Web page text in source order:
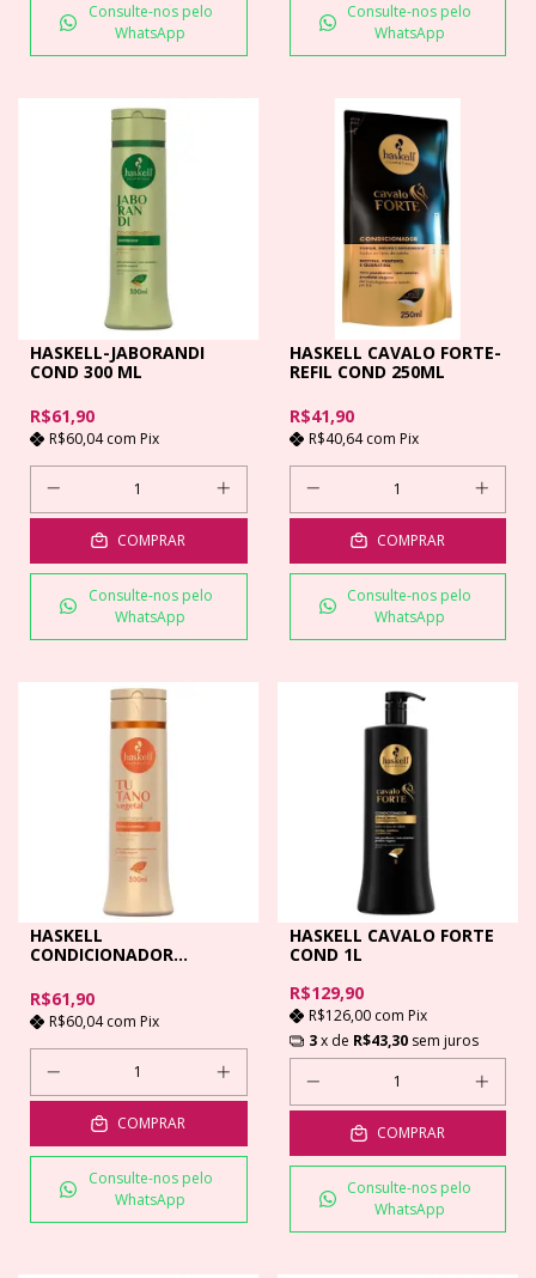
Consulte-nos pelo
WhatsApp
Consulte-nos pelo
WhatsApp
HASKELL-JABORANDI
COND 300 ML
R$61,90
R$60,04com Pix
COMPRAR
Consulte-nos pelo
WhatsApp
HASKELL CAVALO FORTE-
REFIL COND 250ML
R$41,90
R$40,64com Pix
COMPRAR
Consulte-nos pelo
WhatsApp
HASKELL
CONDICIONADOR
R$61,90
R$60,04com Pix
COMPRAR
Consulte-nos pelo
WhatsApp
HASKELL CAVALO FORTE
COND 1L
R$129,90
R$126,00 com Pix
3 x de R$43,30 sem juros
COMPRAR
Consulte-nos pelo
WhatsApp